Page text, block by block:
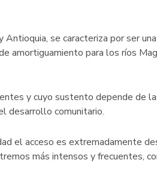
se caracteriza por ser
amortiguamiento para los ríos
y cuyo sustento depende de
desarrollo comunitario.
el acceso es extremadamente
más intensos y frecuentes,